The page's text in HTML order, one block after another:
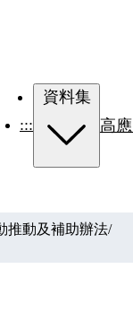
:::
資料集
高
推動及補助辦法/